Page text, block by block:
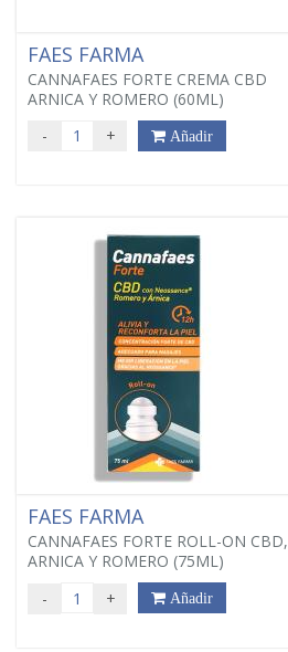
FAES FARMA
CANNAFAES FORTE CREMA CBD
ARNICA Y ROMERO (60ML)
- + Añadir
FAES FARMA
CANNAFAES FORTE ROLL-ON CBD,
ARNICA Y ROMERO (75ML)
- + Añadir